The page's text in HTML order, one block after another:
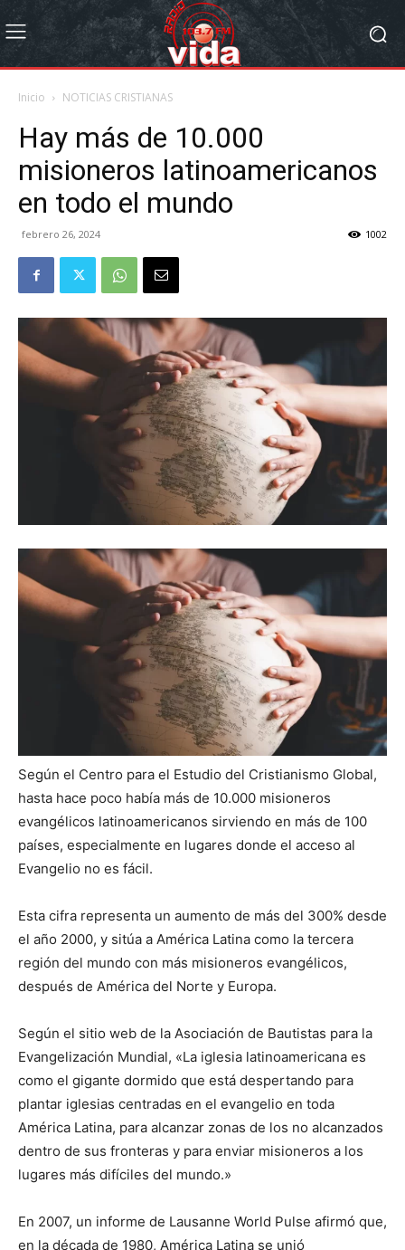
Inicio NOTICIAS CRISTIANAS
Hay más de 10.000
misioneros latinoamericanos
en todo el mundo
febrero 26, 2024 1002
Según el Centro para el Estudio del Cristianismo Global,
hasta hace poco había más de 10.000 misioneros
evangélicos latinoamericanos sirviendo en más de 100
países, especialmente en lugares donde el acceso al
Evangelio no es fácil.
Esta cifra representa un aumento de más del 300% desde
el año 2000, y sitúa a América Latina como la tercera
región del mundo con más misioneros evangélicos,
después de América del Norte y Europa.
Según el sitio web de la Asociación de Bautistas para la
Evangelización Mundial, «La iglesia latinoamericana es
como el gigante dormido que está despertando para
plantar iglesias centradas en el evangelio en toda
América Latina, para alcanzar zonas de los no alcanzados
dentro de sus fronteras y para enviar misioneros a los
lugares más difíciles del mundo.»
En 2007, un informe de Lausanne World Pulse afirmó que,
en la década de 1980, América Latina se unió